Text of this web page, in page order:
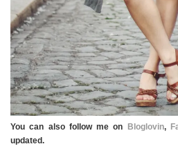
You can also follow me on Bloglovin,
updated.